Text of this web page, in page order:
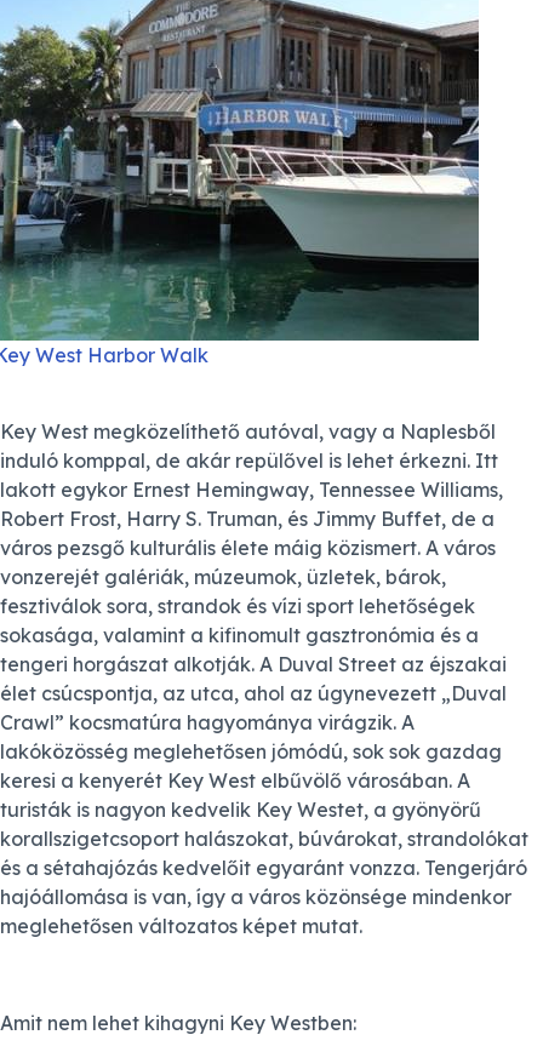
West Harbor Walk
Key West megközelíthető autóval, vagy a Naplesből
induló komppal, de akár repülővel is lehet érkezni. Itt
lakott egykor Ernest Hemingway, Tennessee Williams,
Robert Frost, Harry S. Truman, és Jimmy Buffet, de a
város pezsgő kulturális élete máig közismert. A város
vonzerejét galériák, múzeumok, üzletek, bárok,
fesztiválok sora, strandok és vízi sport lehetőségek
sokasága, valamint a kifinomult gasztronómia és a
tengeri horgászat alkotják. A Duval Street az éjszakai
élet csúcspontja, az utca, ahol az úgynevezett „Duval
Crawl” kocsmatúra hagyománya virágzik. A
lakóközösség meglehetősen jómódú, sok sok gazdag
keresi a kenyerét Key West elbűvölő városában. A
turisták is nagyon kedvelik Key Westet, a gyönyörű
korallszigetcsoport halászokat, búvárokat, strandolókat
és a sétahajózás kedvelőit egyaránt vonzza. Tengerjáró
hajóállomása is van, így a város közönsége mindenkor
meglehetősen változatos képet mutat.
Amit nem lehet kihagyni Key Westben: